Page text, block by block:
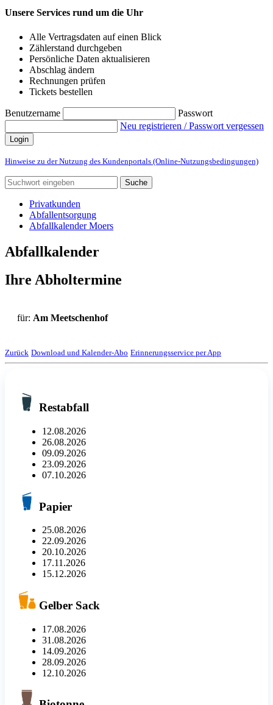
Unsere Services rund um die Uhr
Alle Vertragsdaten auf einen Blick
Zählerstand durchgeben
Persönliche Daten aktualisieren
Abschlag ändern
Rechnungen prüfen
Tickets bestellen
Benutzername
Passwort
Neu registrieren / Passwort vergessen
Login
Hinweise zu der Nutzung des Kundenportals (Online-Nutzungsbedingungen)
Suche
Privatkunden
Abfallentsorgung
Abfallkalender Moers
Abfallkalender
Ihre Abholtermine
für: Am Meetschenhof
Zurück Download und Kalender-Abo Erinnerungsservice per App
Restabfall
12.08.2026
26.08.2026
09.09.2026
23.09.2026
07.10.2026
Papier
25.08.2026
22.09.2026
20.10.2026
17.11.2026
15.12.2026
Gelber Sack
17.08.2026
31.08.2026
14.09.2026
28.09.2026
12.10.2026